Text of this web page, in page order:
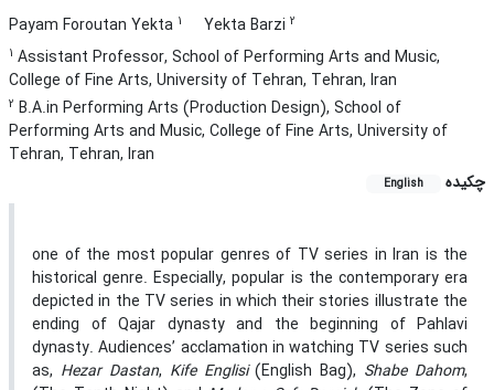
Payam Foroutan Yekta 1 Yekta Barzi 2
1 Assistant Professor, School of Performing Arts and Music,
College of Fine Arts, University of Tehran, Tehran, Iran
2 B.A.in Performing Arts (Production Design), School of
Performing Arts and Music, College of Fine Arts, University of
Tehran, Tehran, Iran
چکیده
English
one of the most popular genres of TV series in Iran is the
historical genre. Especially, popular is the contemporary era
depicted in the TV series in which their stories illustrate the
ending of Qajar dynasty and the beginning of Pahlavi
dynasty. Audiences’ acclamation in watching TV series such
as, Hezar Dastan, Kife Englisi(English Bag), Shabe Dahom,